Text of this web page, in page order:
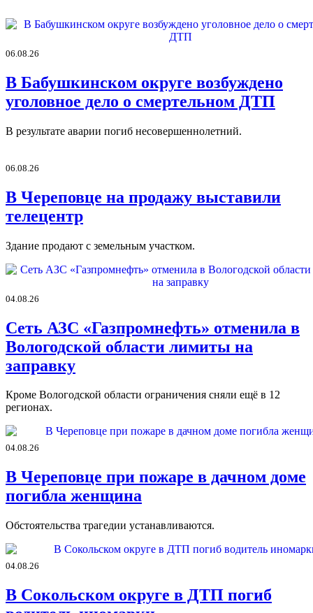
06.08.26
В Бабушкинском округе возбуждено
уголовное дело о смертельном ДТП
В результате аварии погиб несовершеннолетний.
06.08.26
В Череповце на продажу выставили
телецентр
Здание продают с земельным участком.
04.08.26
Сеть АЗС «Газпромнефть» отменила в
Вологодской области лимиты на
заправку
Кроме Вологодской области ограничения сняли ещё в 12
регионах.
04.08.26
В Череповце при пожаре в дачном доме
погибла женщина
Обстоятельства трагедии устанавливаются.
04.08.26
В Сокольском округе в ДТП погиб